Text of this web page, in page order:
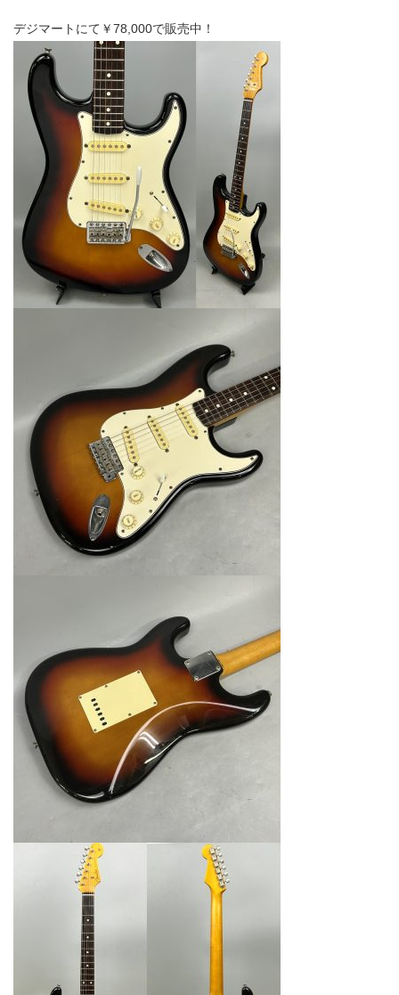
デジマートにて￥78,000で販売中！